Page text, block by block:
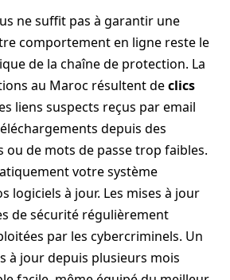
ne suffit pas à garantir une
comportement en ligne reste le
de la chaîne de protection. La
au Maroc résultent declics
liens suspects reçus par email
depuis des
ou de mots de passe trop faibles.
votre système
logiciels à jour. Les mises à jour
de sécurité régulièrement
par les cybercriminels. Un
à jour depuis plusieurs mois